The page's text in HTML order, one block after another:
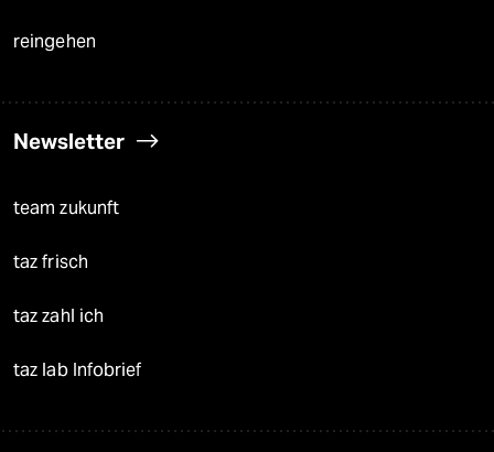
reingehen
Newsletter
team zukunft
taz frisch
taz zahl ich
taz lab Infobrief